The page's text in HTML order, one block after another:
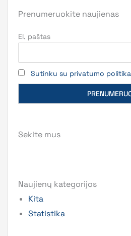
Prenumeruokite naujienas
El. paštas
Sutinku su privatumo politika
Sekite mus
Naujienų kategorijos
Kita
Statistika